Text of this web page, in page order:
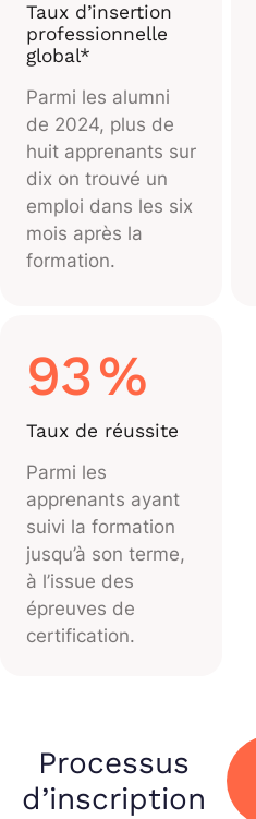
Taux d’insertion
professionnelle
global*
Parmi les alumni
de 2024, plus de
huit apprenants sur
dix on trouvé un
emploi dans les six
mois après la
formation.
93%
Taux de réussite
Parmi les
apprenants ayant
suivi la formation
jusqu’à son terme,
à l’issue des
épreuves de
certification.
Processus
d’inscription